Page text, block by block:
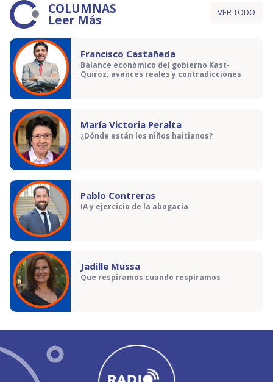
COLUMNAS
Leer Más VER TODO
Francisco Castañeda
Balance económico del gobierno Kast-
Quiroz: avances reales y contradicciones
María Victoria Peralta
¿Dónde están los niños haitianos?
Pablo Contreras
IA y ejercicio de la abogacía
Jadille Mussa
Que respiramos cuando respiramos